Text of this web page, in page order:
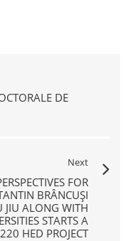
DE
Next
FOR
BRÂNCUȘI
JIU ALONG WITH
STARTS A
HED PROJECT